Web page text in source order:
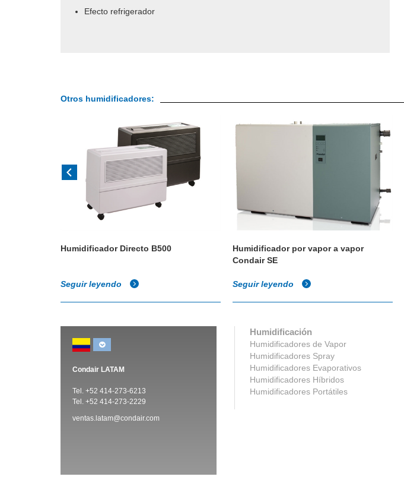
Efecto refrigerador
Otros humidificadores:
Humidificador Directo B500
Seguir leyendo
Humidificador por vapor a vapor
Condair SE
Seguir leyendo
Condair LATAM
Tel. +52 414-273-6213
Tel. +52 414-273-2229
ventas.latam@condair.com
Humidificación
Humidificadores de Vapor
Humidificadores Spray
Humidificadores Evaporativos
Humidificadores Híbridos
Humidificadores Portátiles